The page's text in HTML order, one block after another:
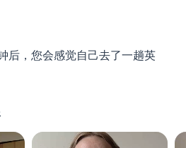
后，您会感觉自己去了一趟英